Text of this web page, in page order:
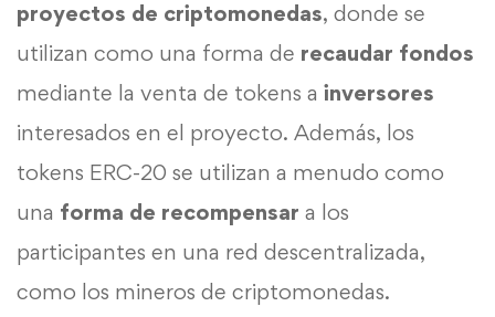
proyectos de criptomonedas, donde se
utilizan como una forma de recaudar fondos
mediante la venta de tokens a inversores
interesados en el proyecto. Además, los
tokens ERC-20 se utilizan a menudo como
una forma de recompensar a los
participantes en una red descentralizada,
como los mineros de criptomonedas.